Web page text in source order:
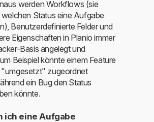
werden Workflows (sie
welchen Status eine Aufgabe
Benutzerdefinierte Felder und
Eigenschaften in Planio immer
Basis angelegt und
Beispiel könnte einem Feature
"umgesetzt" zugeordnet
ein Bug den Status
könnte.
ich eine Aufgabe